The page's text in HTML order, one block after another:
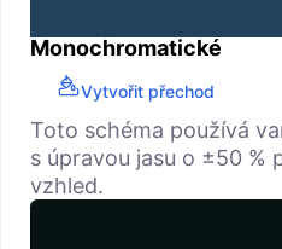
Monochromatické
Vytvořit přechod
Toto schéma používá
s úpravou jasu o ±50 %
vzhled.